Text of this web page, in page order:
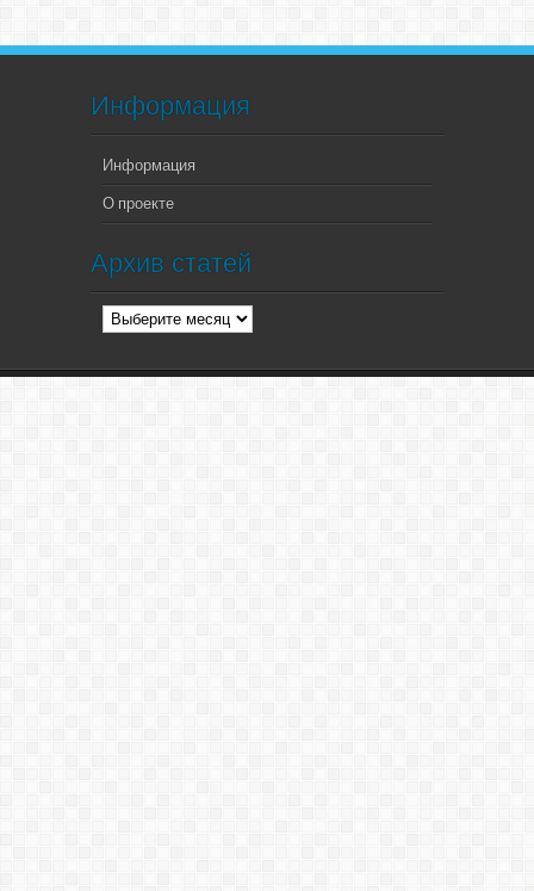
Информация
Информация
О проекте
Архив статей
Архив
статей